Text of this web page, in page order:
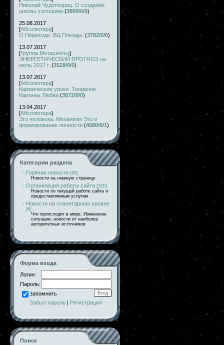
Николай Чудотворец. О создании
школы эзотерики (3809/0/0)
25.08.2017
[Абсолютера]
О Переходе. ВЦ Плеяды. (3792/0/0)
13.07.2017
[Группа Метасинтез]
ЭНЕРГЕТИЧЕСКИЙ ПРОГНОЗ на
июль 2017 г. (3528/0/0)
13.07.2017
[Абсолютера]
Кармические уроки. Творение
Картины Любви (3572/0/0)
13.04.2017
[Абсолютера]
Эго человека. Механизм Эго и
формирование личности (4080/0/1)
Категории раздела
Горячие новости [95]
Новости на главную страницу
Организация работы сайта [520]
Новости по текущей работе сайта и
предоставляемым услугам
Новости на планетарном уровне
[6]
Что происходит в мире. Изменение
ситуации, новости от наиболее
авторитетных источников
Форма входа
Логин:
Пароль:
запомнить
Забыл пароль | Регистрация
Поиск